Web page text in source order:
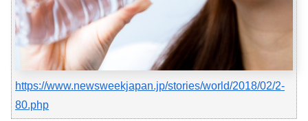
https://www.newsweekjapan.jp/stories/world/2018/02/2-
80.php